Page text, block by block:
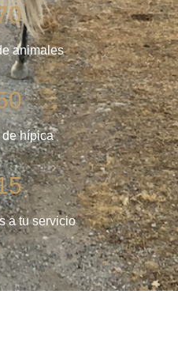
animales
hípica
a tu servicio